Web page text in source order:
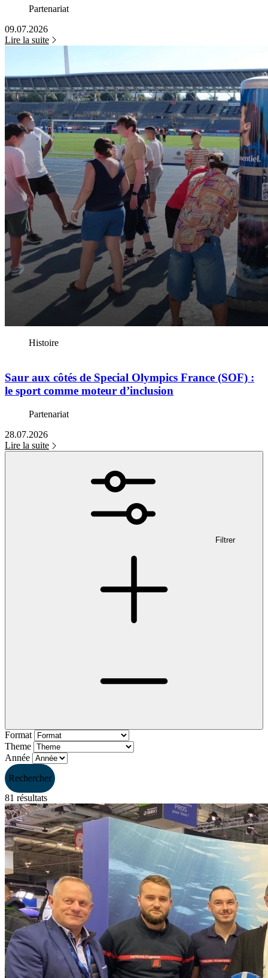
Partenariat
09.07.2026
Lire la suite
Histoire
Saur aux côtés de Special Olympics France (SOF) :
le sport comme moteur d’inclusion
Partenariat
28.07.2026
Lire la suite
Filtrer
Format
Theme
Année
Rechercher
81 résultats